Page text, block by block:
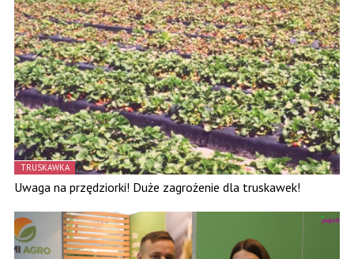
TRUSKAWKA
Uwaga na przędziorki! Duże zagrożenie dla truskawek!